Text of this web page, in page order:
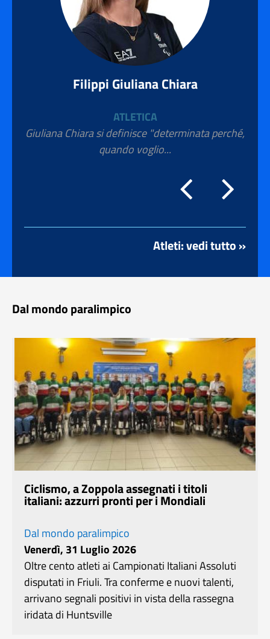
Filippi Giuliana Chiara
ATLETICA
Giuliana Chiara si definisce "determinata perché,
quando voglio...
Atleti: vedi tutto »
Dal mondo paralimpico
Ciclismo, a Zoppola assegnati i titoli
italiani: azzurri pronti per i Mondiali
Dal mondo paralimpico
Venerdì, 31 Luglio 2026
Oltre cento atleti ai Campionati Italiani Assoluti
disputati in Friuli. Tra conferme e nuovi talenti,
arrivano segnali positivi in vista della rassegna
iridata di Huntsville